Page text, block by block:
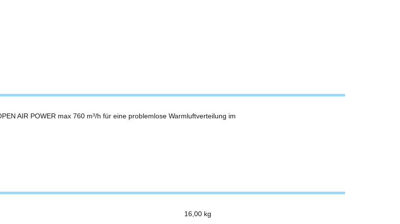
AIR POWER max 760 m³/h für eine problemlose Warmluftverteilung im
16,00 kg